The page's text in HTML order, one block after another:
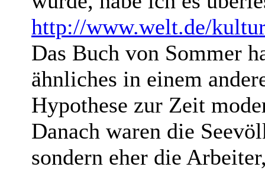
http://www.welt.de/
Das Buch von Sommer
ähnliches in einem
Hypothese zur Zeit
Danach waren die
sondern eher die